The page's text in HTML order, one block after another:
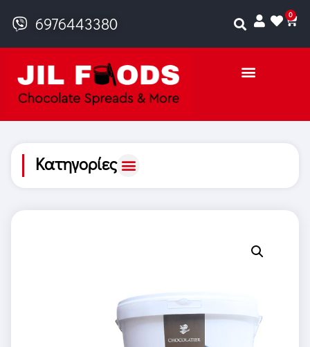
6976443380 0
Κατηγορίες